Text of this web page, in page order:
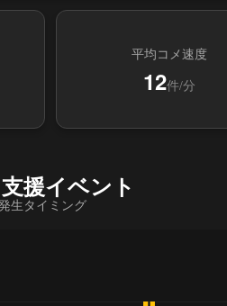
平均コメ速度
12件/分
援イベント
生タイミング